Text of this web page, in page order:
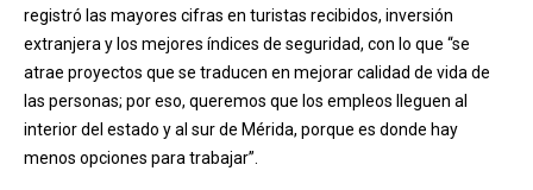
registró las mayores cifras en turistas recibidos, inversión
extranjera y los mejores índices de seguridad, con lo que “se
atrae proyectos que se traducen en mejorar calidad de vida de
las personas; por eso, queremos que los empleos lleguen al
interior del estado y al sur de Mérida, porque es donde hay
menos opciones para trabajar”.